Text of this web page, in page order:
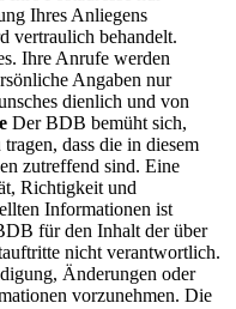
Ihres Anliegens
vertraulich behandelt.
Ihre Anrufe werden
Angaben nur
dienlich und von
Der BDB bemüht sich,
dass die in diesem
zutreffend sind. Eine
Richtigkeit und
Informationen ist
für den Inhalt der über
nicht verantwortlich.
Änderungen oder
vorzunehmen. Die